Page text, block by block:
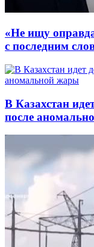
«Не ищу
с последним
В Казахстан
после